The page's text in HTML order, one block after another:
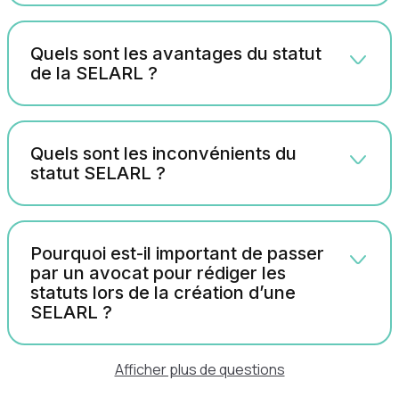
Quels sont les avantages du statut
de la SELARL ?
Quels sont les inconvénients du
statut SELARL ?
Pourquoi est-il important de passer
par un avocat pour rédiger les
statuts lors de la création d’une
SELARL ?
Afficher plus de questions